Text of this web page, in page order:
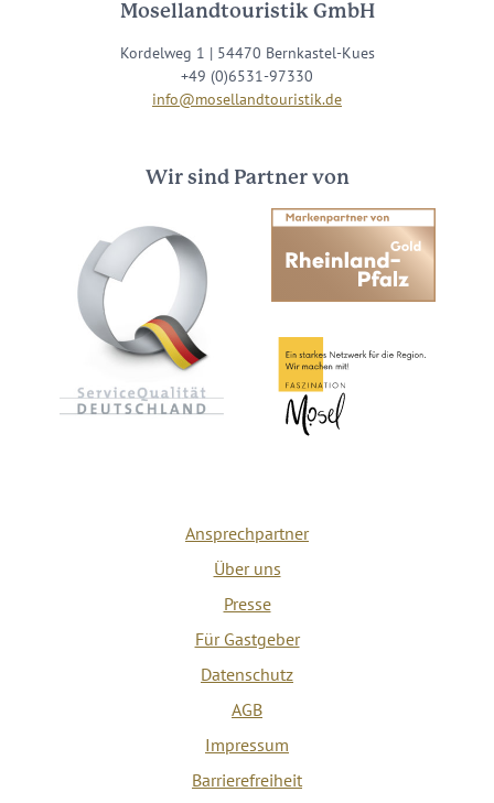
Mosellandtouristik GmbH
Kordelweg 1 | 54470 Bernkastel-Kues
+49 (0)6531-97330
info@mosellandtouristik.de
Wir sind Partner von
Ansprechpartner
Über uns
Presse
Für Gastgeber
Datenschutz
AGB
Impressum
Barrierefreiheit